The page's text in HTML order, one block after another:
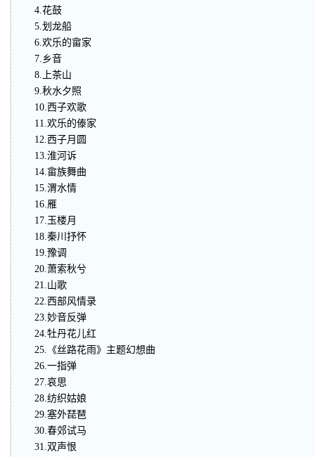
4.花鼓
5.划龙船
6.欢乐的畲家
7.乡音
8.上茶山
9.秋水夕照
10.西子欢歌
11.欢乐的傣家
12.西子月圆
13.淮河诉
14.畲族舞曲
15.渭水情
16.雁
17.玉楼月
18.秦川抒怀
19.豫调
20.萧索秋兮
21.山歌
22.西部风情录
23.妙音反弹
24.牡丹花儿红
25.《丝路花雨》主题幻想曲
26.一指弹
27.哀思
28.纺织姑娘
29.塞外琵琶
30.春郊试马
31.双声恨